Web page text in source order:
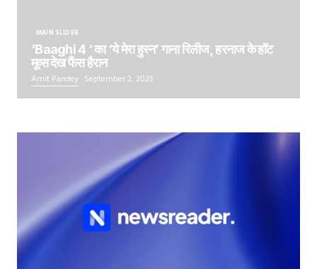
MAIN SLIDER
‘Baaghi 4 ‘ का ‘ये मेरा हुस्न’ गाना रिलीज, हरनाज के हॉट
मूव्स देख फैंस हैरान
Amit Pandey September 2, 2025